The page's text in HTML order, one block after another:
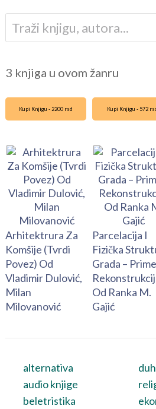
3 knjiga u ovom žanru
Kupi Knjigu - 2200 rsd
Arhitektrura Za
Komšije (Tvrdi
Povez) Od
Vladimir Dulović,
Milan
Milovanović
Kupi Knjigu - 572
Parcelacija I
Fizička
Grada –
Od Ranka M.
Gajić
alternativa
audio knjige
beletristika